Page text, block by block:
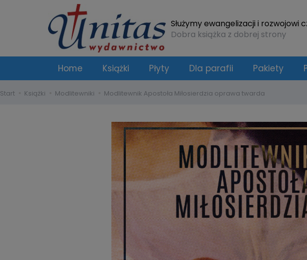
Służymy ewangelizacji i rozwojowi
Dobra książka z dobrej strony
Home Książki Płyty Dla parafii Pakiety
Start Książki Modlitewniki Modlitewnik Apostoła Miłosierdzia oprawa twarda